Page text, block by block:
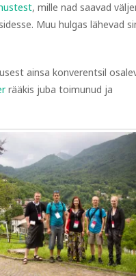
, mille nad saavad
Muu hulgas lähevad
ainsa konverentsil
rääkis juba toimunud ja